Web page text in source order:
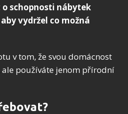
schopnosti nábytek
vydržel co možná
v tom, že svou domácnost
používáte jenom přírodní